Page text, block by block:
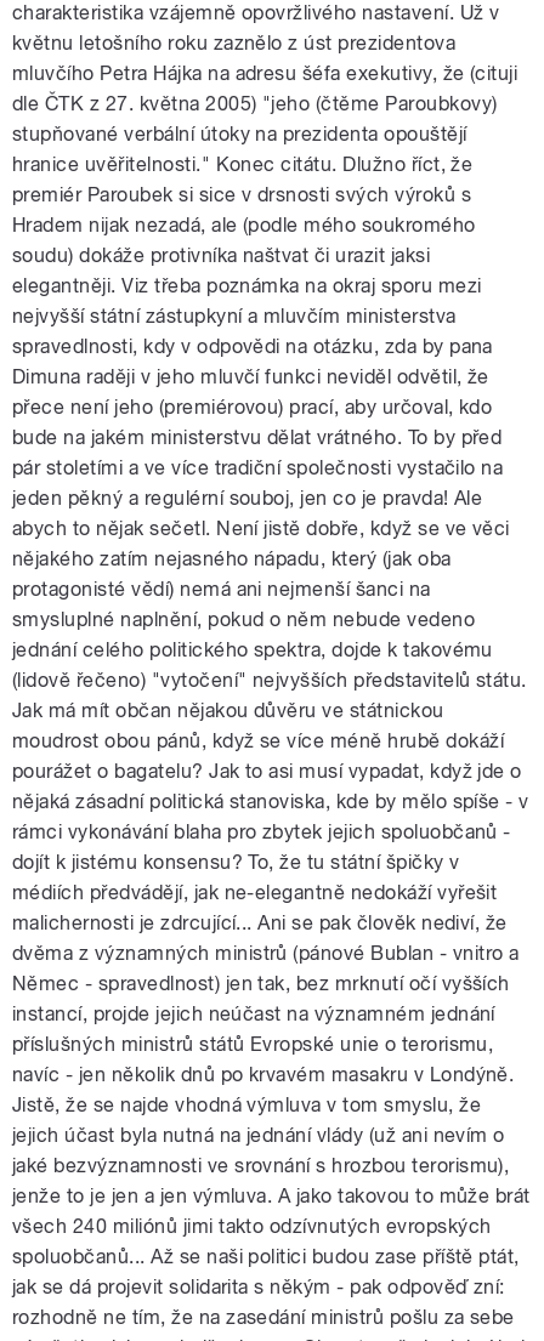
charakteristika vzájemně opovržlivého nastavení. Už v
květnu letošního roku zaznělo z úst prezidentova
mluvčího Petra Hájka na adresu šéfa exekutivy, že (cituji
dle ČTK z 27. května 2005) "jeho (čtěme Paroubkovy)
stupňované verbální útoky na prezidenta opouštějí
hranice uvěřitelnosti." Konec citátu. Dlužno říct, že
premiér Paroubek si sice v drsnosti svých výroků s
Hradem nijak nezadá, ale (podle mého soukromého
soudu) dokáže protivníka naštvat či urazit jaksi
elegantněji. Viz třeba poznámka na okraj sporu mezi
nejvyšší státní zástupkyní a mluvčím ministerstva
spravedlnosti, kdy v odpovědi na otázku, zda by pana
Dimuna raději v jeho mluvčí funkci neviděl odvětil, že
přece není jeho (premiérovou) prací, aby určoval, kdo
bude na jakém ministerstvu dělat vrátného. To by před
pár stoletími a ve více tradiční společnosti vystačilo na
jeden pěkný a regulérní souboj, jen co je pravda! Ale
abych to nějak sečetl. Není jistě dobře, když se ve věci
nějakého zatím nejasného nápadu, který (jak oba
protagonisté vědí) nemá ani nejmenší šanci na
smysluplné naplnění, pokud o něm nebude vedeno
jednání celého politického spektra, dojde k takovému
(lidově řečeno) "vytočení" nejvyšších představitelů státu.
Jak má mít občan nějakou důvěru ve státnickou
moudrost obou pánů, když se více méně hrubě dokáží
pourážet o bagatelu? Jak to asi musí vypadat, když jde o
nějaká zásadní politická stanoviska, kde by mělo spíše - v
rámci vykonávání blaha pro zbytek jejich spoluobčanů -
dojít k jistému konsensu? To, že tu státní špičky v
médiích předvádějí, jak ne-elegantně nedokáží vyřešit
malichernosti je zdrcující... Ani se pak člověk nediví, že
dvěma z významných ministrů (pánové Bublan - vnitro a
Němec - spravedlnost) jen tak, bez mrknutí očí vyšších
instancí, projde jejich neúčast na významném jednání
příslušných ministrů států Evropské unie o terorismu,
navíc - jen několik dnů po krvavém masakru v Londýně.
Jistě, že se najde vhodná výmluva v tom smyslu, že
jejich účast byla nutná na jednání vlády (už ani nevím o
jaké bezvýznamnosti ve srovnání s hrozbou terorismu),
jenže to je jen a jen výmluva. A jako takovou to může brát
všech 240 miliónů jimi takto odzívnutých evropských
spoluobčanů... Až se naši politici budou zase příště ptát,
jak se dá projevit solidarita s někým - pak odpověď zní:
rozhodně ne tím, že na zasedání ministrů pošlu za sebe